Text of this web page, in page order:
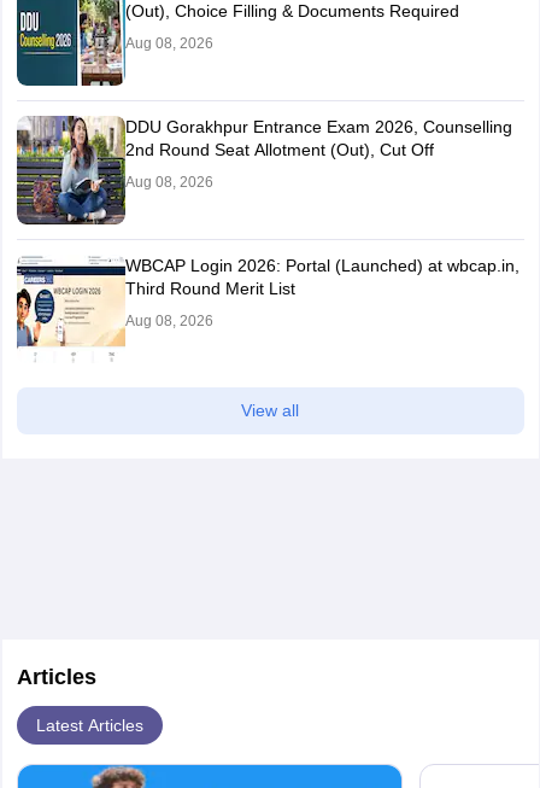
(Out), Choice Filling & Documents Required
Aug 08, 2026
DDU Gorakhpur Entrance Exam 2026, Counselling
2nd Round Seat Allotment (Out), Cut Off
Aug 08, 2026
WBCAP Login 2026: Portal (Launched) at wbcap.in,
Third Round Merit List
Aug 08, 2026
View all
Articles
Latest Articles